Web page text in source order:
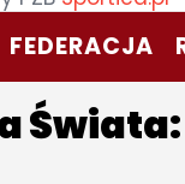
FEDERACJA